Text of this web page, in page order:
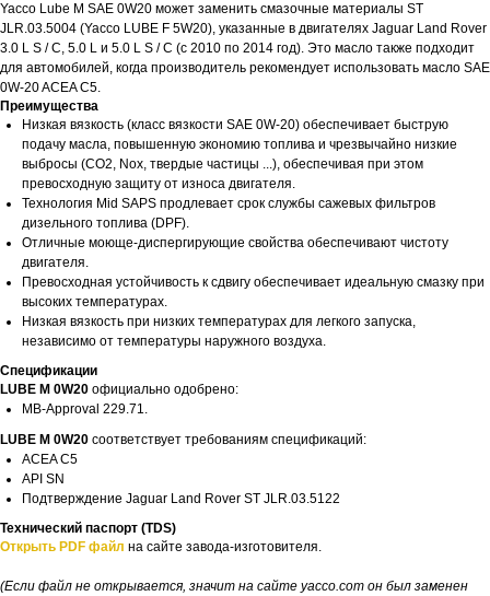
Yacco Lube M SAE 0W20 может заменить смазочные материалы ST
JLR.03.5004 (Yacco LUBE F 5W20), указанные в двигателях Jaguar Land Rover
3.0 L S / C, 5.0 L и 5.0 L S / C (с 2010 по 2014 год). Это масло также подходит
для автомобилей, когда производитель рекомендует использовать масло SAE
0W-20 ACEA C5.
Преимущества
Низкая вязкость (класс вязкости SAE 0W-20) обеспечивает быструю
подачу масла, повышенную экономию топлива и чрезвычайно низкие
выбросы (CO2, Nox, твердые частицы ...), обеспечивая при этом
превосходную защиту от износа двигателя.
Технология Mid SAPS продлевает срок службы сажевых фильтров
дизельного топлива (DPF).
Отличные моюще-диспергирующие свойства обеспечивают чистоту
двигателя.
Превосходная устойчивость к сдвигу обеспечивает идеальную смазку при
высоких температурах.
Низкая вязкость при низких температурах для легкого запуска,
независимо от температуры наружного воздуха.
Спецификации
LUBE M 0W20 официально одобрено:
MB-Approval 229.71.
LUBE M 0W20 соответствует требованиям спецификаций:
ACEA C5
API SN
Подтверждение Jaguar Land Rover ST JLR.03.5122
Технический паспорт (TDS)
Открыть PDF файл на сайте завода-изготовителя.
(Если файл не открывается, значит на сайте yacco.com он был заменен